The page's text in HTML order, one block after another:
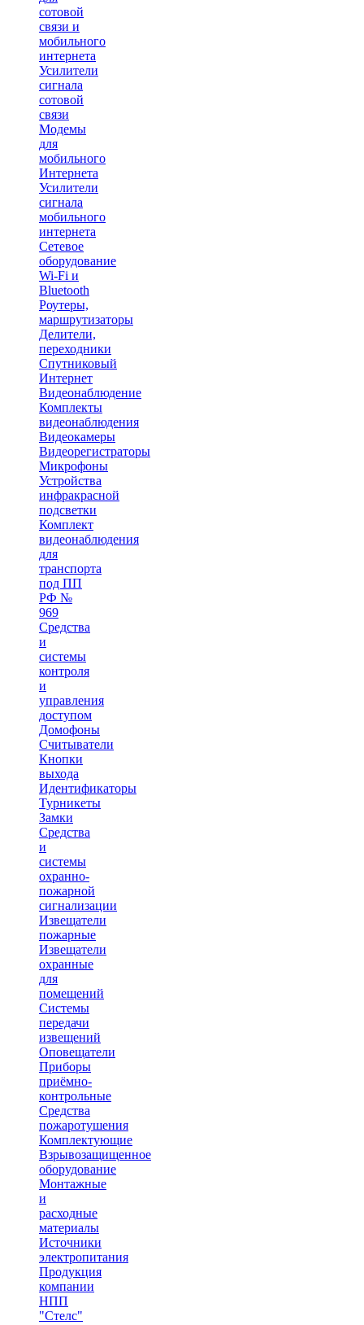
сотовой
связи и
мобильного
интернета
Усилители
сигнала
сотовой
связи
Модемы
для
мобильного
Интернета
Усилители
сигнала
мобильного
интернета
Сетевое
оборудование
Wi-Fi и
Bluetooth
Роутеры,
маршрутизаторы
Делители,
переходники
Спутниковый
Интернет
Видеонаблюдение
Комплекты
видеонаблюдения
Видеокамеры
Видеорегистраторы
Микрофоны
Устройства
инфракрасной
подсветки
Комплект
видеонаблюдения
для
транспорта
под ПП
РФ №
969
Средства
и
системы
контроля
и
управления
доступом
Домофоны
Считыватели
Кнопки
выхода
Идентификаторы
Турникеты
Замки
Средства
и
системы
охранно-
пожарной
сигнализации
Извещатели
пожарные
Извещатели
охранные
для
помещений
Системы
передачи
извещений
Оповещатели
Приборы
приёмно-
контрольные
Средства
пожаротушения
Комплектующие
Взрывозащищенное
оборудование
Монтажные
и
расходные
материалы
Источники
электропитания
Продукция
компании
НПП
"Стелс"